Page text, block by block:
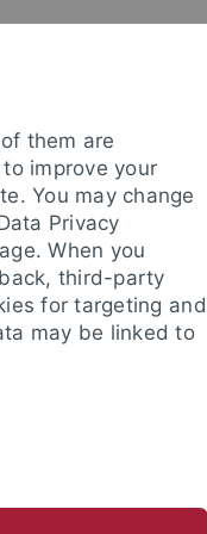
them are
improve your
You may change
Privacy
When you
third-party
for targeting and
may be linked to